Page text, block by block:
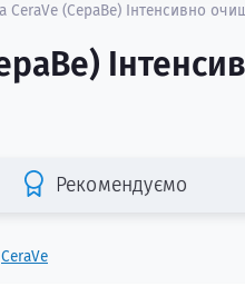
CeraVe (СераВе) Інтенсивно
Рекомендуємо
CeraVe